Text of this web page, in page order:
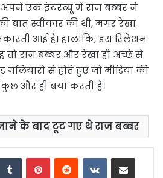
अपने एक इंटरव्यू में राज बब्बर ने
बात स्वीकार की थी, मगर रेखा
आई हैं। हालांकि, इस रिलेशन
तो राज बब्बर और रेखा ही अच्छे से
से होते हुए जो मीडिया की
कुछ और ही बयां करती है।
के बाद टूट गए थे राज बब्बर
TumblrPinterestReddit VKontakteShare via Email